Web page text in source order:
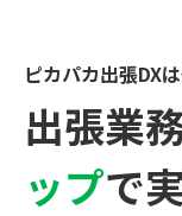
ピカパカ出張DX
出張業
ップで